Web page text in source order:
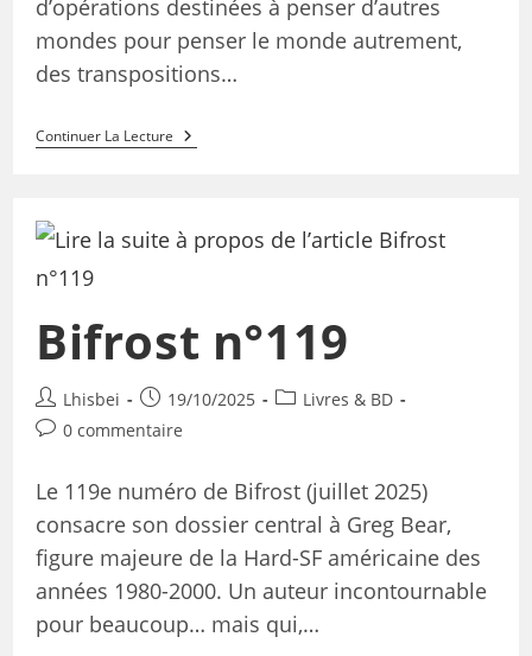
d’opérations destinées à penser d’autres
mondes pour penser le monde autrement,
des transpositions…
Continuer La Lecture
Bifrost n°119
Lhisbei 19/10/2025
Livres & BD
0 commentaire
Le 119e numéro de Bifrost (juillet 2025)
consacre son dossier central à Greg Bear,
figure majeure de la Hard-SF américaine des
années 1980-2000. Un auteur incontournable
pour beaucoup… mais qui,…